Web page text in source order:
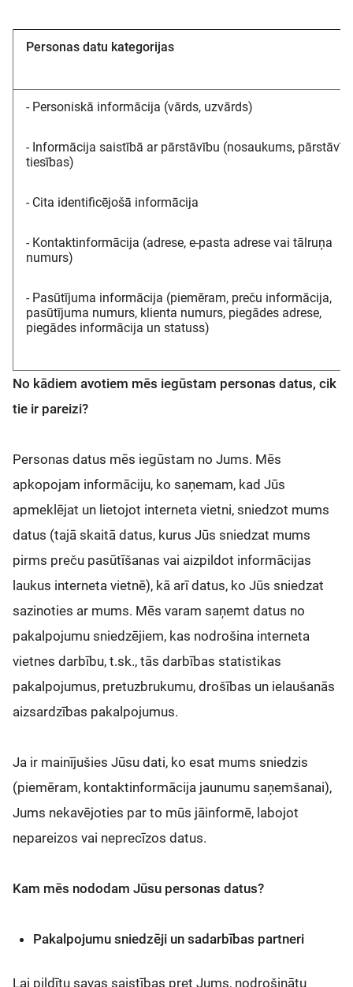
Personas datu kategorijas
- Personiskā informācija (vārds, uzvārds)
- Informācija saistībā ar pārstāvību (nosaukums,
tiesības)
- Cita identificējošā informācija
- Kontaktinformācija (adrese, e-pasta adrese vai tālruņa
numurs)
- Pasūtījuma informācija (piemēram, preču informācija,
pasūtījuma numurs, klienta numurs, piegādes adrese,
piegādes informācija un statuss)
No kādiem avotiem mēs iegūstam personas datus, cik
tie ir pareizi?
Personas datus mēs iegūstam no Jums. Mēs
apkopojam informāciju, ko saņemam, kad Jūs
apmeklējat un lietojot interneta vietni, sniedzot mums
datus (tajā skaitā datus, kurus Jūs sniedzat mums
pirms preču pasūtīšanas vai aizpildot informācijas
laukus interneta vietnē), kā arī datus, ko Jūs sniedzat
sazinoties ar mums. Mēs varam saņemt datus no
pakalpojumu sniedzējiem, kas nodrošina interneta
vietnes darbību, t.sk., tās darbības statistikas
pakalpojumus, pretuzbrukumu, drošības un ielaušanās
aizsardzības pakalpojumus.
Ja ir mainījušies Jūsu dati, ko esat mums sniedzis
(piemēram, kontaktinformācija jaunumu saņemšanai),
Jums nekavējoties par to mūs jāinformē, labojot
nepareizos vai neprecīzos datus.
Kam mēs nododam Jūsu personas datus?
Pakalpojumu sniedzēji un sadarbības partneri
Lai pildītu savas saistības pret Jums, nodrošinātu